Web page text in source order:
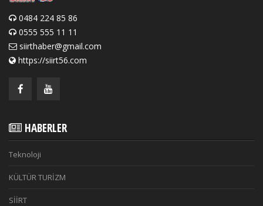
0484 224 85 86
0555 555 11 11
siirthaber@gmail.com
https://siirt56.com
HABERLER
Teknoloji
KÜLTÜR TURİZM
SİİRT